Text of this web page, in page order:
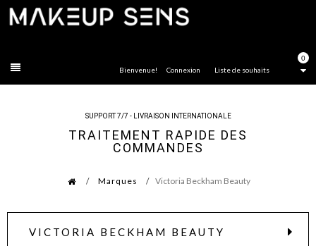
0
Liste de souhaits
Bienvenue! Connexion
SUPPORT 7/7 - LIVRAISON INTERNATIONALE
TRAITEMENT RAPIDE DES
COMMANDES
Marques Victoria Beckham Beauty
VICTORIA BECKHAM BEAUTY